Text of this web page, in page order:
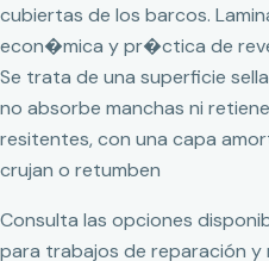
cubiertas de los barcos.
econ�mica y pr�ctica de
Se trata de una superficie
no absorbe manchas ni
resitentes, con una capa
crujan o retumben
Consulta las opciones
para trabajos de reparación y